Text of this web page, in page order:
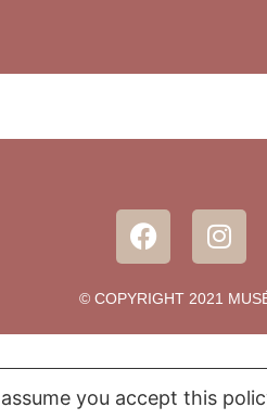
© COPYRIGHT 2021
you accept this